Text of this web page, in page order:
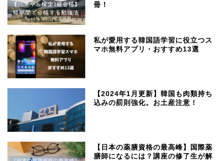
冊！
私が愛用する韓国語学習に役立つス
マホ無料アプリ・おすすめ13選
【2024年1月更新】韓国も肉類持ち
込みの罰則強化。お土産注意！
【日本の薬膳資格の最高峰】国際薬
膳師になるには？講座の修了生が解